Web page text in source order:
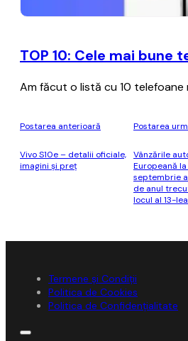
TOP 10: Cele mai
Am făcut o listă cu 10
Postarea anterioară
Vivo S10e – detalii oficiale,
imagini şi preţ
Postarea
Vânzările
Europeană
septembrie
de anul
locul al 13-lea
Termene și Condiții
Politica de Cookies
Politica de Confidențialitate